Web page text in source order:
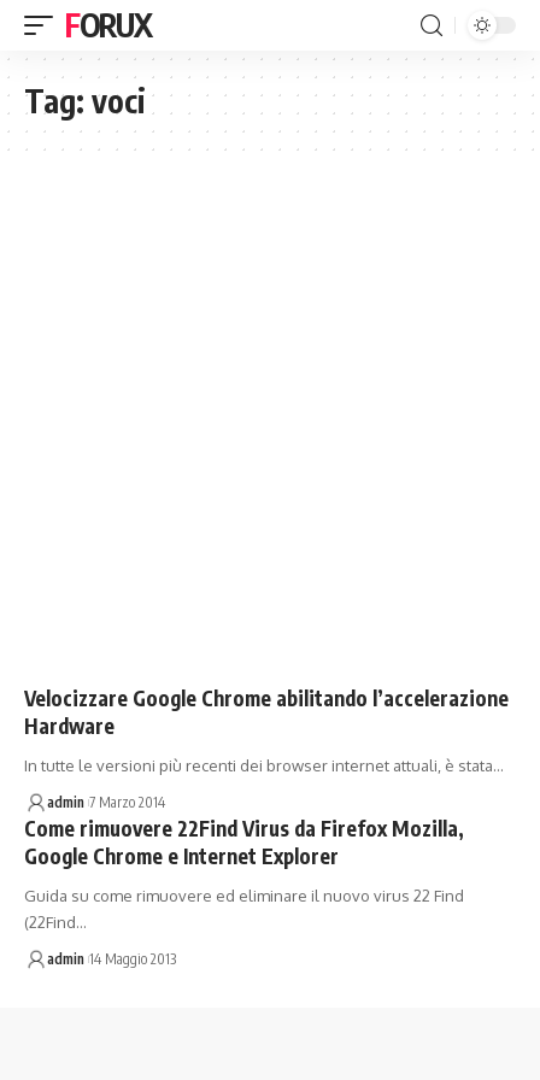
FORUX
Tag: voci
Velocizzare Google Chrome abilitando l’accelerazione
Hardware
In tutte le versioni più recenti dei browser internet attuali, è stata…
admin 7 Marzo 2014
Come rimuovere 22Find Virus da Firefox Mozilla,
Google Chrome e Internet Explorer
Guida su come rimuovere ed eliminare il nuovo virus 22 Find
(22Find…
admin 14 Maggio 2013